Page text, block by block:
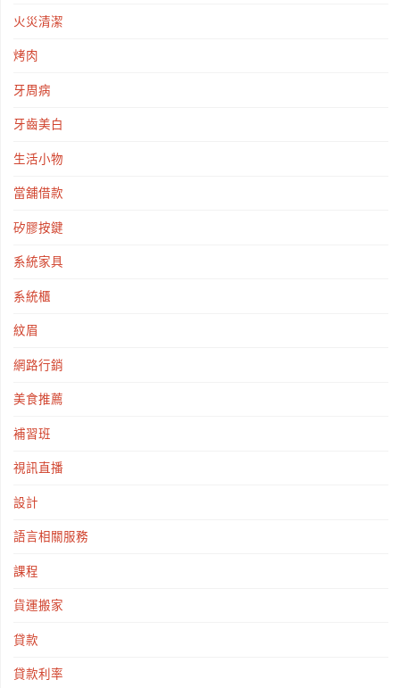
火災清潔
烤肉
牙周病
牙齒美白
生活小物
當舖借款
矽膠按鍵
系統家具
系統櫃
紋眉
網路行銷
美食推薦
補習班
視訊直播
設計
語言相關服務
課程
貨運搬家
貸款
貸款利率